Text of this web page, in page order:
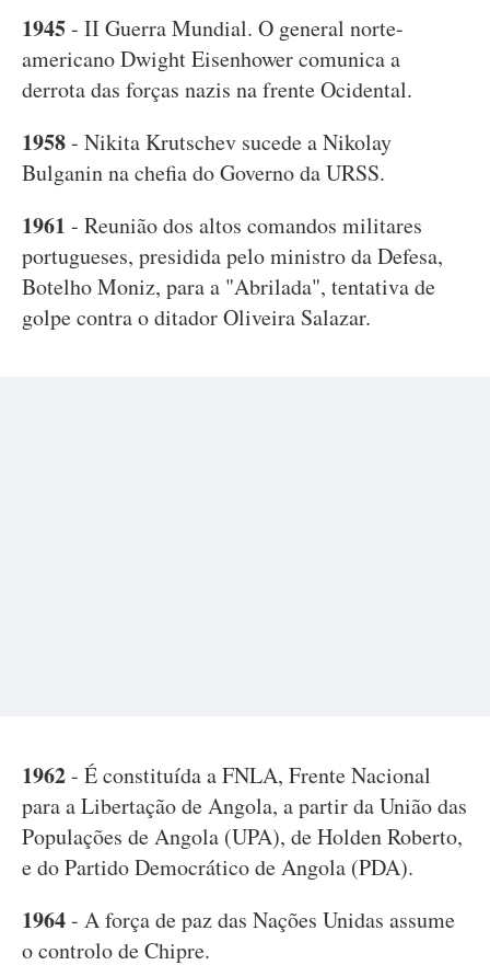
1945- II Guerra Mundial. O general norte-
americano Dwight Eisenhower comunica a
derrota das forças nazis na frente Ocidental.
1958- Nikita Krutschev sucede a Nikolay
Bulganin na chefia do Governo da URSS.
1961 - Reunião dos altos comandos militares
portugueses, presidida pelo ministro da Defesa,
Botelho Moniz, para a "Abrilada", tentativa de
golpe contra o ditador Oliveira Salazar.
1962- É constituída a FNLA, Frente Nacional
para a Libertação de Angola, a partir da União das
Populações de Angola (UPA), de Holden Roberto,
e do Partido Democrático de Angola (PDA).
1964- A força de paz das Nações Unidas assume
o controlo de Chipre.